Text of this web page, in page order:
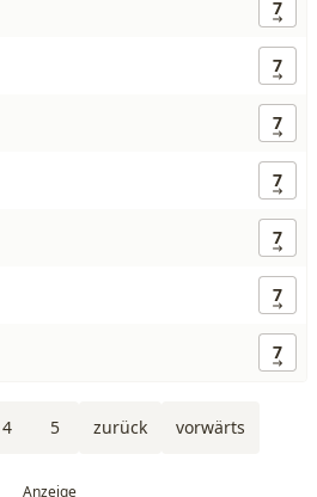
7
7
7
7
7
7
7
4 5 zurück vorwärts